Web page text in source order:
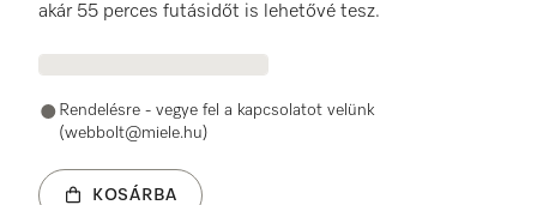
akár 55 perces futásidőt is lehetővé tesz.
Rendelésre - vegye fel a kapcsolatot velünk
(webbolt@miele.hu)
KOSÁRBA